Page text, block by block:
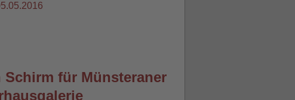
für Münsteraner